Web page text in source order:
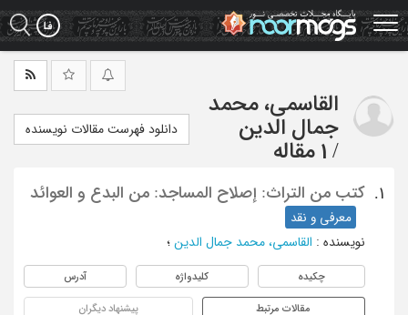
Skip
to
main
القاسمی، محمد
جمال الدین
/ 1 مقاله
دانلود فهرست مقالات نویسنده
1. کتب من التراث: إصلاح المساجد: من البدع و العوائد
معرفی و نقد
نویسنده : القاسمی، محمد جمال الدین ؛
چکیده کلیدواژه آدرس
مقالات مرتبط پیشنهاد دیگران